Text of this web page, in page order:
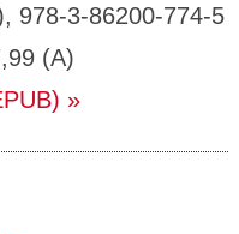
978-3-86200-774-5
(A)